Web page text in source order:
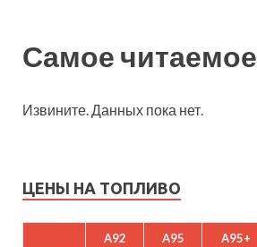
Самое читаемое
Извините. Данных пока нет.
ЦЕНЫ НА ТОПЛИВО
A92 A95 A95+